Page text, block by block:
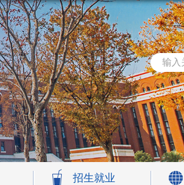
招生就业